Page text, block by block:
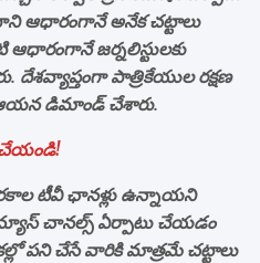
ఆధారంగానే అనేక చట్టాలు
జర్నలిస్టులకు
దేశవ్యాప్తంగా పాత్రికేయుల రక్షణ
డిమాండ్ చేశారు.
చేయండి!
రకాల టీవీ ఛానళ్లు ఉన్నాయని
చానల్స్ ఏర్పాటు చేయడం
పని చేసే వారికి మాత్రమే చట్టాలు